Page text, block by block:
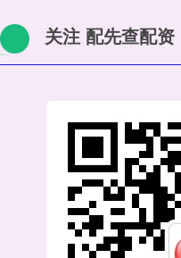
关注 配先查配资